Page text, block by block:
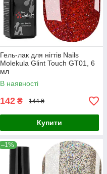
Гель-лак для нігтів Nails
Molekula Glint Touch GT01, 6
мл
В наявності
142 ₴ 144 ₴
Купити
–1%